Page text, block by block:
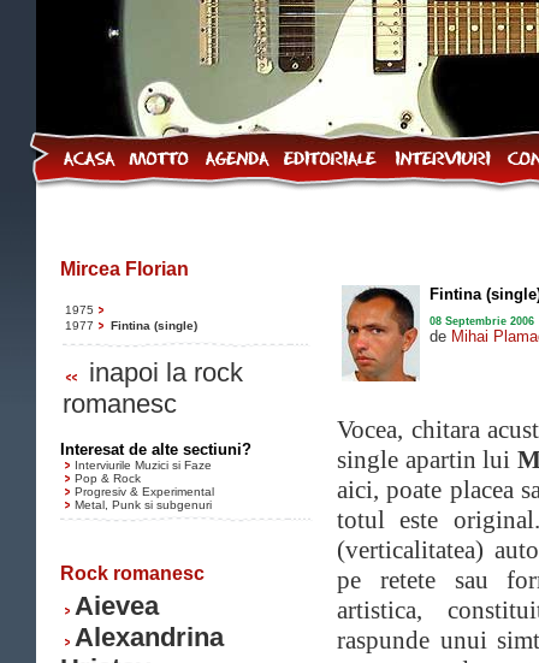
Mircea Florian
1975
1977
Fintina (single)
inapoi la rock
romanesc
Interesat de alte sectiuni?
Interviurile Muzici si Faze
Pop & Rock
Progresiv & Experimental
Metal, Punk si subgenuri
Rock romanesc
Aievea
Alexandrina
Fintina
08 Septembrie 2006
de Mihai
Vocea, chitara
single apartin lui
aici, poate placea
totul este
(verticalitatea)
pe retete sau
artistica,
raspunde unui